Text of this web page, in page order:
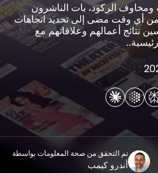
الركود، بات الناشرون
من أي وقت مضى إلى تحديد اتجاهات
نتائج أعمالهم وعلاقاتهم مع
تم التحقق من صحة المعلومات بواسطة
أندرو كيمب